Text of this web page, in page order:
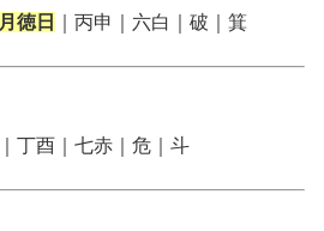
月徳日 ｜丙申｜六白｜破｜箕
｜丁酉｜七赤｜危｜斗